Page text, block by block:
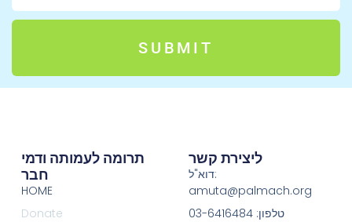
SUBMIT
תרומה לעמותה ודמי
חבר
HOME
Donate
ליצירת קשר
דוא"ל:
amuta@palmach.org
טלפון: 03-6416484